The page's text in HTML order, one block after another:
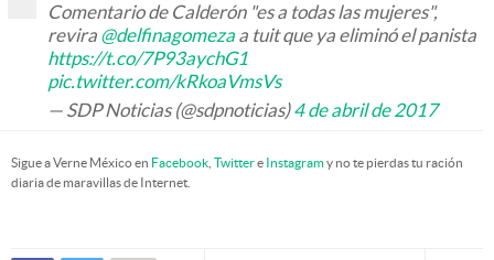
Comentario de Calderón "es a todas las mujeres",
revira @delfinagomeza a tuit que ya eliminó el panista
https://t.co/7P93aychG1
pic.twitter.com/kRkoaVmsVs
— SDP Noticias (@sdpnoticias)4 de abril de 2017
Sigue a Verne México en Facebook Twittere Instagramy no te pierdas tu ración
diaria de maravillas de Internet.